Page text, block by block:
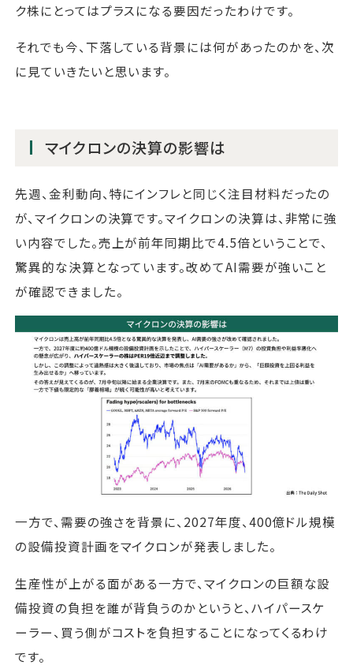
ク株にとってはプラスになる要因だったわけです。
それでも今、下落している背景には何があったのかを、次
に見ていきたいと思います。
マイクロンの決算の影響は
先週、金利動向、特にインフレと同じく注目材料だったの
が、マイクロンの決算です。マイクロンの決算は、非常に強
い内容でした。売上が前年同期比で4.5倍ということで、
驚異的な決算となっています。改めてAI需要が強いこと
が確認できました。
一方で、需要の強さを背景に、2027年度、400億ドル規模
の設備投資計画をマイクロンが発表しました。
生産性が上がる面がある一方で、マイクロンの巨額な設
備投資の負担を誰が背負うのかというと、ハイパースケ
ーラー、買う側がコストを負担することになってくるわけ
です。